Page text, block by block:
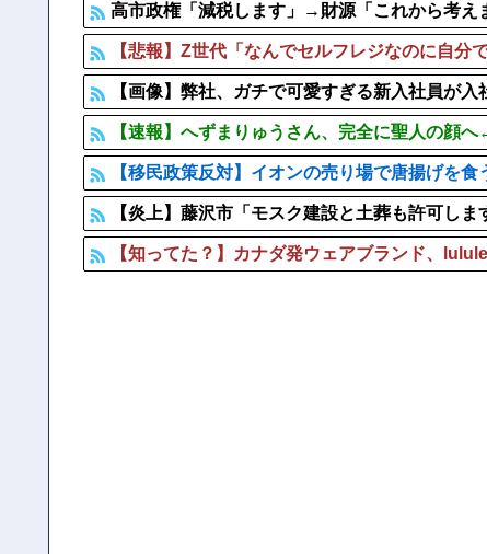
高市政権「減税します」→財源「これから考え
【悲報】Z世代「なんでセルフレジなのに自分
【画像】弊社、ガチで可愛すぎる新入社員が
【速報】へずまりゅうさん、完全に聖人の顔
【移民政策反対】イオンの売り場で唐揚げを食
【炎上】藤沢市「モスク建設と土葬も許可し
【知ってた？】カナダ発ウェアブランド、